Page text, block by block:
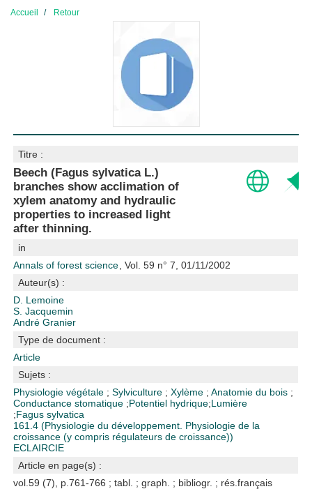
Accueil Retour
Titre :
Beech (Fagus sylvatica L.)
branches show acclimation of
xylem anatomy and hydraulic
properties to increased light
after thinning.
in
Annals of forest science , Vol. 59 n° 7, 01/11/2002
Auteur(s) :
D. Lemoine
S. Jacquemin
André Granier
Type de document :
Article
Sujets :
Physiologie végétale ;Sylviculture ;Xylème ;Anatomie du bois ;
Conductance stomatique ;Potentiel hydrique;Lumière
;Fagus sylvatica
161.4 (Physiologie du développement. Physiologie de la
croissance (y compris régulateurs de croissance))
ECLAIRCIE
Article en page(s) :
vol.59 (7), p.761-766 ; tabl. ; graph. ; bibliogr. ; rés.français